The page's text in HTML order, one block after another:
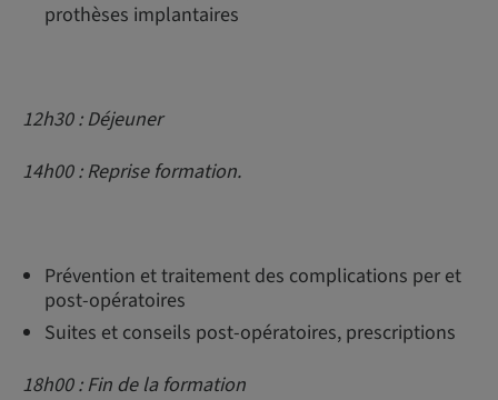
prothèses implantaires
12h30 : Déjeuner
14h00 : Reprise formation.
Prévention et traitement des complications per et
post-opératoires
Suites et conseils post-opératoires, prescriptions
18h00 : Fin de la formation